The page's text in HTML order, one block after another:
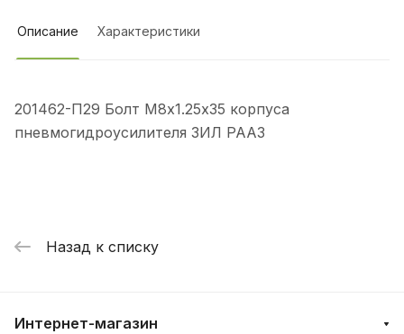
Описание Характеристики
201462-П29 Болт М8х1.25х35 корпуса
пневмогидроусилителя ЗИЛ РААЗ
Назад к списку
Интернет-магазин